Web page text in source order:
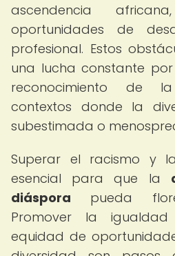
ascendencia
oportunidades de
profesional. Estos
una lucha constante
reconocimiento de
contextos donde la
subestimada o
Superar el racismo y
esencial para que la
diáspora pueda
Promover la
equidad de